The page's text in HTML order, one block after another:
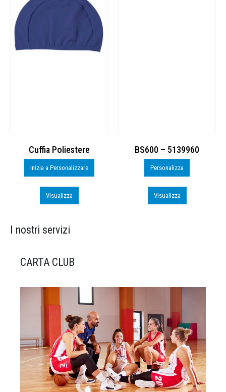
Cuffia Poliestere
Inizia a Personalizzare
Visualizza
BS600 – 5139960
Personalizza
Visualizza
I nostri servizi
CARTA CLUB